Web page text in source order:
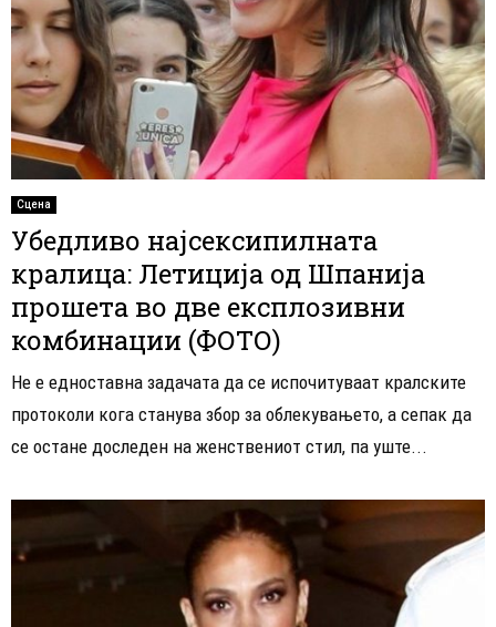
Сцена
Убедливо најсексипилната
кралица: Летиција од Шпанија
прошета во две експлозивни
комбинации (ФОТО)
Не е едноставна задачата да се испочитуваат кралските
протоколи кога станува збор за облекувањето, а сепак да
се остане доследен на женствениот стил, па уште...